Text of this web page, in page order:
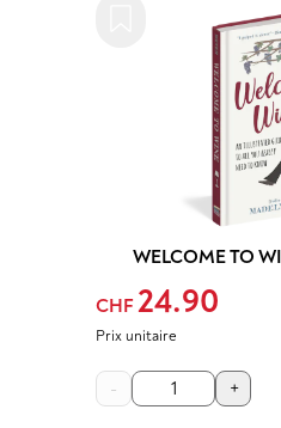
WELCOME TO
CHF 24.90
Prix unitaire
- +